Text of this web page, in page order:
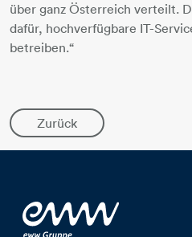
über ganz Österreich verteilt.
dafür, hochverfügbare IT-
betreiben.“
Zurück